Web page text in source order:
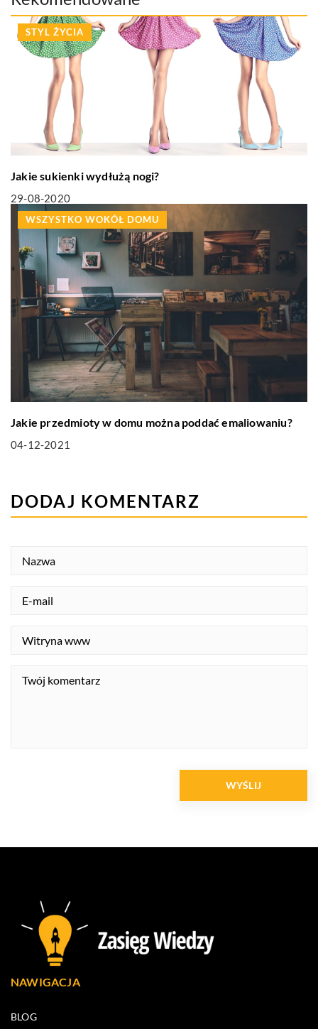
STYL ŻYCIA
Jakie sukienki wydłużą nogi?
29-08-2020
WSZYSTKO WOKÓŁ DOMU
Jakie przedmioty w domu można poddać emaliowaniu?
04-12-2021
DODAJ KOMENTARZ
NAWIGACJA
BLOG